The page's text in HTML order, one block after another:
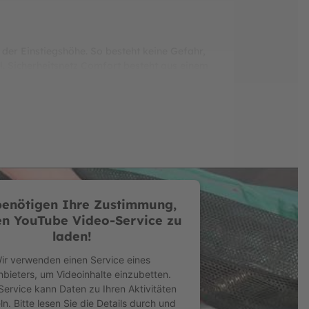
Fünf bzw. acht Jahren Herstellergarantie
Federn, den Schutzrand und das
und äußerst preiswerten Einstieg in die
10 mm dick ist.
ist.
befestigt und verhindert, dass Objekte in
Ihre Zustimmung,
YouTube Video-Service zu
laden!
verwenden einen Service eines
um Videoinhalte einzubetten.
kann Daten zu Ihren Aktivitäten
Bitte lesen Sie die Details durch und